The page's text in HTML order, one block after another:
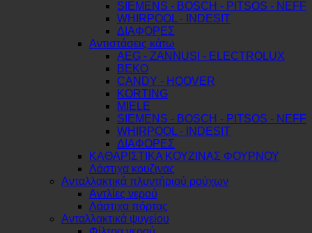
SIEMENS - BOSCH - PITSOS - NEFF
WHIRPOOL - INDESIT
ΔΙΑΦΟΡΕΣ
Αντιστάσεις κάτω
AEG - ZANNUSI - ELECTROLUX
BEKO
CANDY - HOOVER
KORTING
MIELE
SIEMENS - BOSCH - PITSOS - NEFF
WHIRPOOL - INDESIT
ΔΙΑΦΟΡΕΣ
ΚΑΘΑΡΙΣΤΙΚΑ ΚΟΥΖΙΝΑΣ ΦΟΥΡΝΟΥ
Λάστιχα κουζινας
Ανταλλακτικά πλυντήριού ρούχων
Αντλίες νερού
Λάστιχα πόρτας
Ανταλλακτικά ψυγείου